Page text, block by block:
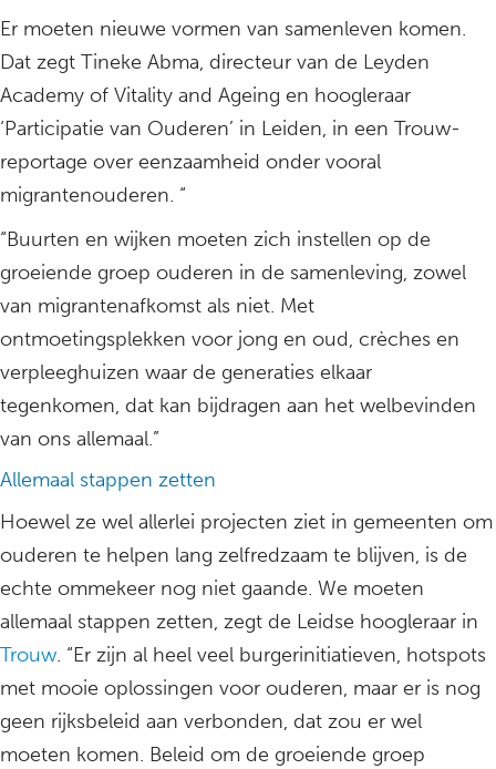
Er moeten nieuwe vormen van samenleven komen.
Dat zegt Tineke Abma, directeur van de Leyden
Academy of Vitality and Ageing en hoogleraar
‘Participatie van Ouderen’ in Leiden, in een Trouw-
reportage over eenzaamheid onder vooral
migrantenouderen. “
“Buurten en wijken moeten zich instellen op de
groeiende groep ouderen in de samenleving, zowel
van migrantenafkomst als niet. Met
ontmoetingsplekken voor jong en oud, crèches en
verpleeghuizen waar de generaties elkaar
tegenkomen, dat kan bijdragen aan het welbevinden
van ons allemaal.”
Allemaal stappen zetten
Hoewel ze wel allerlei projecten ziet in gemeenten om
ouderen te helpen lang zelfredzaam te blijven, is de
echte ommekeer nog niet gaande. We moeten
allemaal stappen zetten, zegt de Leidse hoogleraar in
Trouw. “Er zijn al heel veel burgerinitiatieven, hotspots
met mooie oplossingen voor ouderen, maar er is nog
geen rijksbeleid aan verbonden, dat zou er wel
moeten komen. Beleid om de groeiende groep